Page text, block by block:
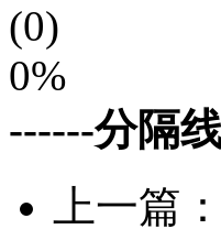
(0)
0%
------分隔
上一篇：